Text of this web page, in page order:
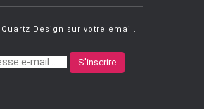
Design sur votre email.
S'inscrire